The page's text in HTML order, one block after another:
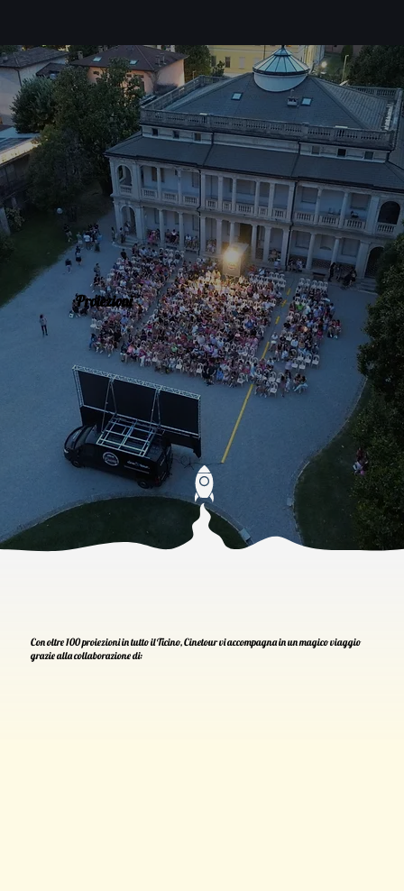
Proiezioni
Con oltre 100 proiezioni in tutto il Ticino, Cinetour vi accompagna in un magico viaggio
grazie alla collaborazione di: